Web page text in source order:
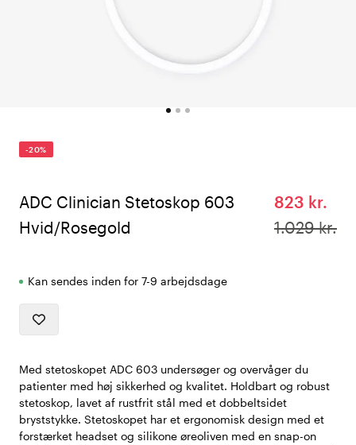
-20%
ADC Clinician Stetoskop 603
Hvid/Rosegold
823 kr.
1.029 kr.
Kan sendes inden for 7-9 arbejdsdage
Med stetoskopet ADC 603 undersøger og overvåger du
patienter med høj sikkerhed og kvalitet. Holdbart og robust
stetoskop, lavet af rustfrit stål med et dobbeltsidet
bryststykke. Stetoskopet har et ergonomisk design med et
forstærket headset og silikone øreoliven med en snap-on